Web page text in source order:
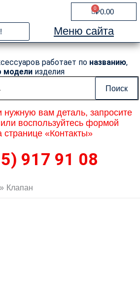
₽0.00
0
Cart
Меню сайта
работает по названию,
модели изделия
Поиск
вам деталь, запросите
воспользуйтесь формой
странице «Контакты»
917 91 08
Клапан